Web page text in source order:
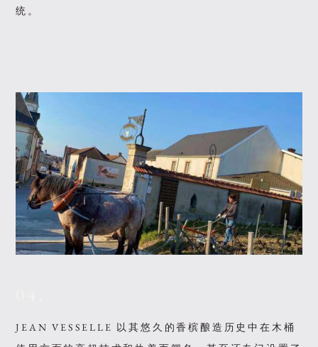
统。
JEAN VESSELLE 以其悠久的香槟酿造历史中在木桶